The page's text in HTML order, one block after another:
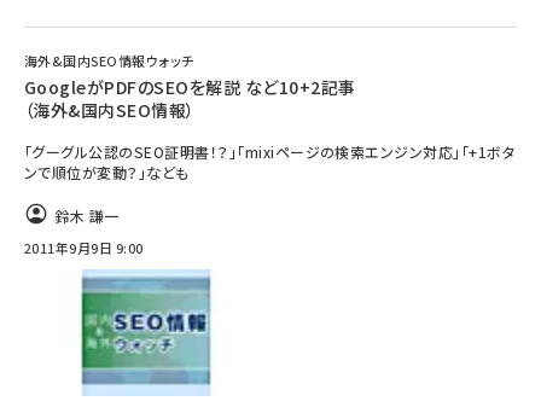
海外&国内SEO情報ウォッチ
GoogleがPDFのSEOを解説 など10+2記事
（海外&国内SEO情報）
「グーグル公認のSEO証明書！？」「mixiページの検索エンジン対応」「+1ボタ
ンで順位が変動？」なども
鈴木 謙一
2011年9月9日 9:00